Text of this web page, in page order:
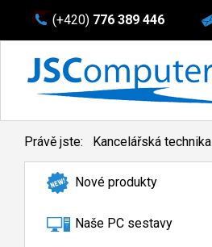
(+420) 776 389 446
Právě jste: Kancelářská technika
Nové produkty
Naše PC sestavy